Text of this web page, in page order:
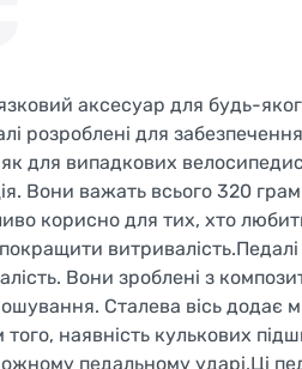
аксесуар для будь-
розроблені для
для випадкових
Вони важать всього 320
корисно для тих, хто
витривалість.Педалі
Вони зроблені з
Сталева вісь додає
того, наявність кулькових
педальному ударі.Ці